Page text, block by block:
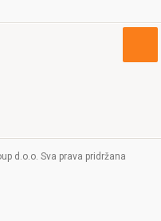
d.o.o. Sva prava pridržana